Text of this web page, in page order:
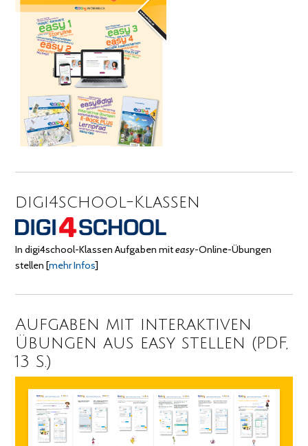
digi4school-Klassen
In digi4school-Klassen Aufgaben miteasy-Online-Übungen
stellen [mehr Infos]
Aufgaben mit interaktiven
Übungen aus easy stellen (PDF,
13 S.)